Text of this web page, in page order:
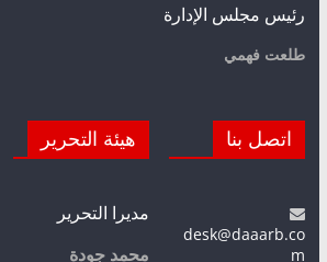
رئيس مجلس الإدارة
طلعت فهمي
اتصل بنا
desk@daaarb.co
m
هيئة التحرير
مديرا التحرير
محمد جودة